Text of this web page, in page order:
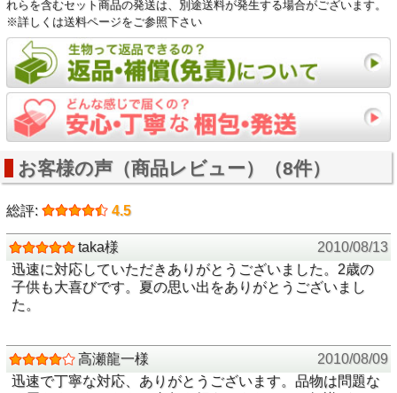
れらを含むセット商品の発送は、別途送料が発生する場合がございます。
※詳しくは送料ページをご参照下さい
お客様の声（商品レビュー）（8件）
総評: 4.5
taka様
2010/08/13
迅速に対応していただきありがとうございました。2歳の
子供も大喜びです。夏の思い出をありがとうございまし
た。
高瀬龍一様
2010/08/09
迅速で丁寧な対応、ありがとうございます。品物は問題な